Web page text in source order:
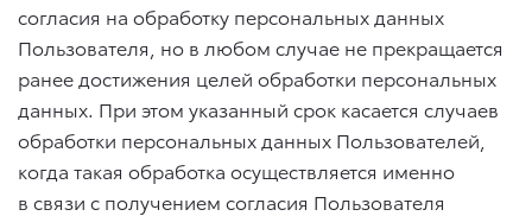
согласия на обработку персональных данных
Пользователя, но в любом случае не прекращается
ранее достижения целей обработки персональных
данных. При этом указанный срок касается случаев
обработки персональных данных Пользователей,
когда такая обработка осуществляется именно
в связи с получением согласия Пользователя